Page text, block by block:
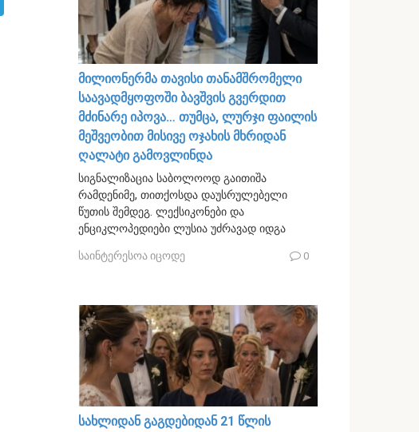
მილიონერმა თავისი თანამშრომელი
საავადმყოფოში ბავშვის გვერდით
მძინარე იპოვა… თუმცა, ლურჯი ფაილის
მეშვეობით მისივე ოჯახის მხრიდან
ღალატი გამოვლინდა
სიგნალიზაცია საბოლოოდ გაითიშა
რამდენიმე, თითქოსდა დაუსრულებელი
წუთის შემდეგ. ლექსიკონები და
ენციკლოპედიები ლუსია უძრავად იდგა
საინტერესოა იცოდე 0
სახლიდან გაგდებიდან 21 წლის